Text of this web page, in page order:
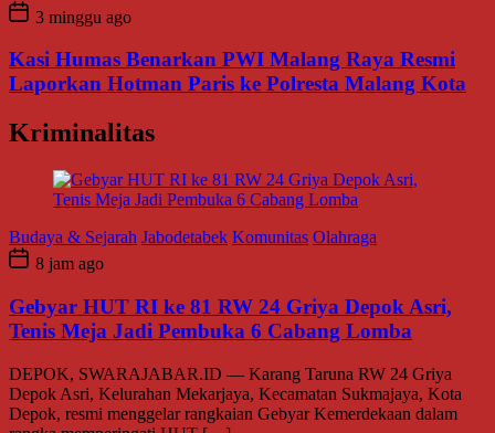
3 minggu ago
Kasi Humas Benarkan PWI Malang Raya Resmi
Laporkan Hotman Paris ke Polresta Malang Kota
Kriminalitas
Budaya & Sejarah Jabodetabek Komunitas Olahraga
8 jam ago
Gebyar HUT RI ke 81 RW 24 Griya Depok Asri,
Tenis Meja Jadi Pembuka 6 Cabang Lomba
DEPOK, SWARAJABAR.ID — Karang Taruna RW 24 Griya
Depok Asri, Kelurahan Mekarjaya, Kecamatan Sukmajaya, Kota
Depok, resmi menggelar rangkaian Gebyar Kemerdekaan dalam